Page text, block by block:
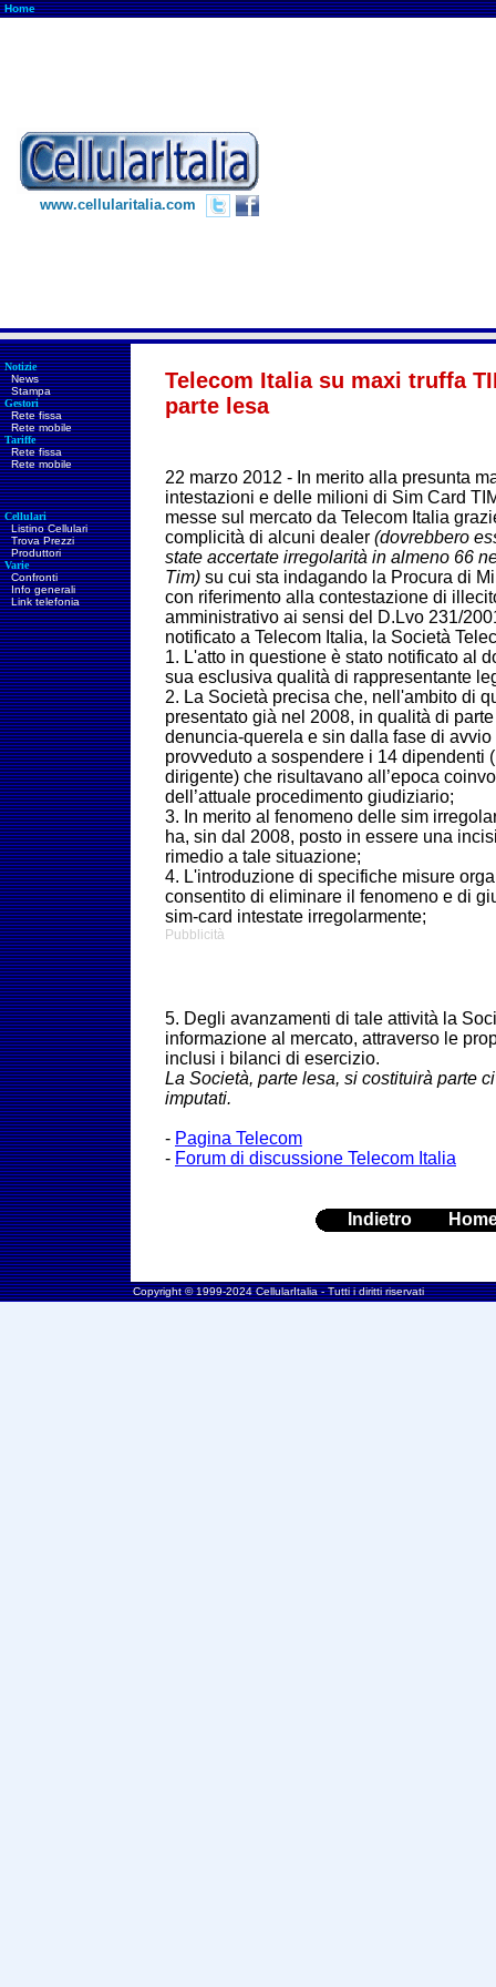
Home
www.cellularitalia.com
Notizie
News
Stampa
Gestori
Rete fissa
Rete mobile
Tariffe
Rete fissa
Rete mobile
Cellulari
Listino Cellulari
Trova Prezzi
Produttori
Varie
Confronti
Info generali
Link telefonia
Telecom Italia su maxi truffa
parte lesa
22 marzo 2012 - In merito alla presunta
intestazioni e delle milioni di Sim Card
messe sul mercato da Telecom Italia
complicità di alcuni dealer (dovrebbero
state accertate irregolarità in almeno 66
Tim) su cui sta indagando la Procura di
con riferimento alla contestazione di
amministrativo ai sensi del D.Lvo 231/
notificato a Telecom Italia, la Società
1. L'atto in questione è stato notificato al
sua esclusiva qualità di rappresentante
2. La Società precisa che, nell'ambito di
presentato già nel 2008, in qualità di
denuncia-querela e sin dalla fase di
provveduto a sospendere i 14 dipendenti
dirigente) che risultavano all’epoca
dell’attuale procedimento giudiziario;
3. In merito al fenomeno delle sim
ha, sin dal 2008, posto in essere una
rimedio a tale situazione;
4. L'introduzione di specifiche misure
consentito di eliminare il fenomeno e di
sim-card intestate irregolarmente;
Pubblicità
5. Degli avanzamenti di tale attività la
informazione al mercato, attraverso le
inclusi i bilanci di esercizio.
La Società, parte lesa, si costituirà parte
imputati.
- Pagina Telecom
- Forum di discussione Telecom Italia
Indietro
Copyright © 1999-2024 CellularItalia - Tutti i diritti riservati